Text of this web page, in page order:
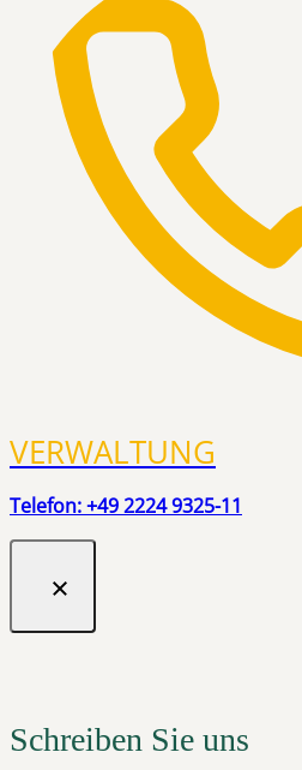
VERWALTUNG
Telefon: +49 2224 9325-11
Schreiben Sie uns